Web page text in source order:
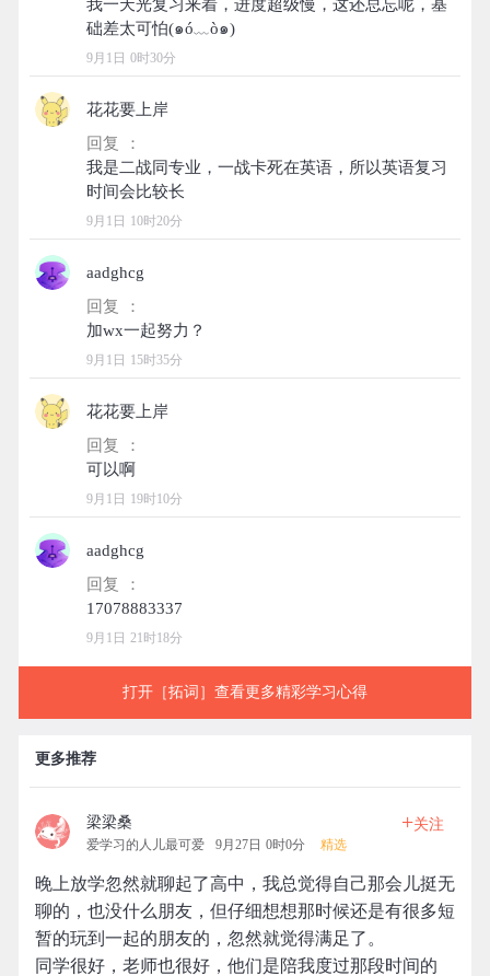
我一天光复习来着，进度超级慢，这还总忘呢，基
9月1日 0时30分
花花要上岸
回复 ：
我是二战同专业，一战卡死在英语，所以英语复习
9月1日 10时20分
aadghcg
回复 ：
9月1日 15时35分
花花要上岸
回复 ：
9月1日 19时10分
aadghcg
回复 ：
9月1日 21时18分
打开［拓词］查看更多精彩学习心得
更多推荐
梁梁桑
爱学习的人儿最可爱 9月27日 0时0分 精选
+关注
晚上放学忽然就聊起了高中，我总觉得自己那会儿挺无
聊的，也没什么朋友，但仔细想想那时候还是有很多短
暂的玩到一起的朋友的，忽然就觉得满足了。
同学很好，老师也很好，他们是陪我度过那段时间的